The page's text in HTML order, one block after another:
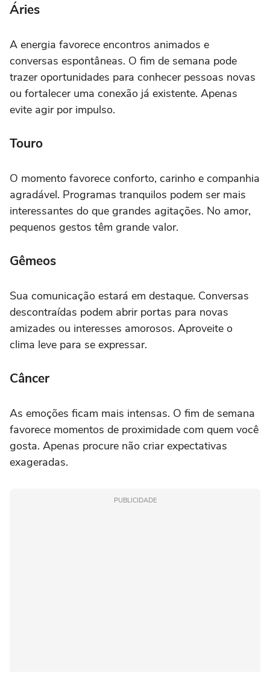
Áries
A energia favorece encontros animados e
conversas espontâneas. O fim de semana pode
trazer oportunidades para conhecer pessoas novas
ou fortalecer uma conexão já existente. Apenas
evite agir por impulso.
Touro
O momento favorece conforto, carinho e companhia
agradável. Programas tranquilos podem ser mais
interessantes do que grandes agitações. No amor,
pequenos gestos têm grande valor.
Gêmeos
Sua comunicação estará em destaque. Conversas
descontraídas podem abrir portas para novas
amizades ou interesses amorosos. Aproveite o
clima leve para se expressar.
Câncer
As emoções ficam mais intensas. O fim de semana
favorece momentos de proximidade com quem você
gosta. Apenas procure não criar expectativas
exageradas.
PUBLICIDADE